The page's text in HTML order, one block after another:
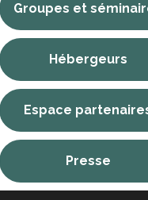
Groupes et
Hébergeurs
Espace
Presse